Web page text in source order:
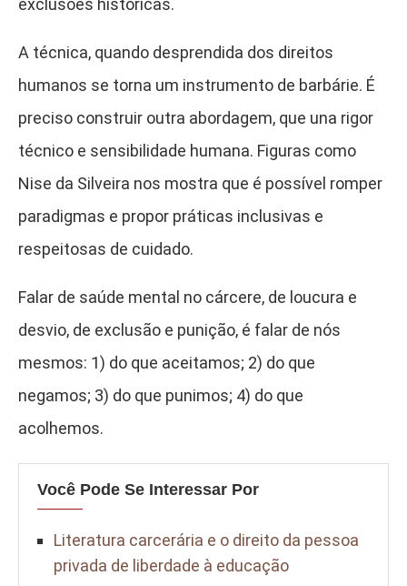
exclusões históricas.
A técnica, quando desprendida dos direitos
humanos se torna um instrumento de barbárie. É
preciso construir outra abordagem, que una rigor
técnico e sensibilidade humana. Figuras como
Nise da Silveira nos mostra que é possível romper
paradigmas e propor práticas inclusivas e
respeitosas de cuidado.
Falar de saúde mental no cárcere, de loucura e
desvio, de exclusão e punição, é falar de nós
mesmos: 1) do que aceitamos; 2) do que
negamos; 3) do que punimos; 4) do que
acolhemos.
Você Pode Se Interessar Por
Literatura carcerária e o direito da pessoa
privada de liberdade à educação